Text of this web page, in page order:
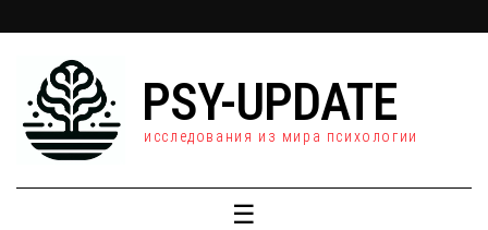
PSY-UPDATE
исследования из мира психологии
☰